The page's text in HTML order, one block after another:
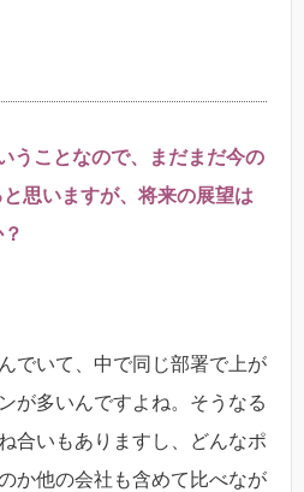
うことなので、まだまだ今の
思いますが、将来の展望は
でいて、中で同じ部署で上が
が多いんですよね。そうなる
合いもありますし、どんなポ
か他の会社も含めて比べなが